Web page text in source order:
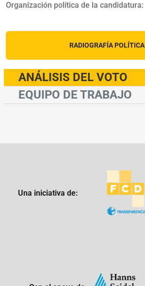
Organización política de la candidatura:
RADIOGRAFÍA POLÍTICA
ANÁLISIS DEL VOTO
EQUIPO DE TRABAJO
Una iniciativa de: